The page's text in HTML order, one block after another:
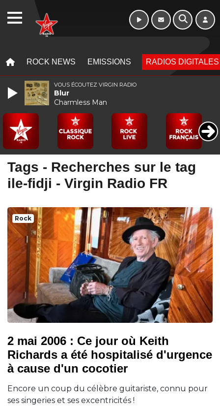
ROCK NEWS EMISSIONS RADIOS DIGITALES
Tags - Recherches sur le tag
ile-fidji - Virgin Radio FR
Rock
2 mai 2006 : Ce jour où Keith
Richards a été hospitalisé d'urgence
à cause d'un cocotier
Encore un coup du célèbre guitariste, connu pour
ses singeries et ses excentricités !
VOUS ÉCOUTEZ VIRGIN RADIO
Blur
Charmless Man
WEBRADIO Week-end de 16h
à 20h